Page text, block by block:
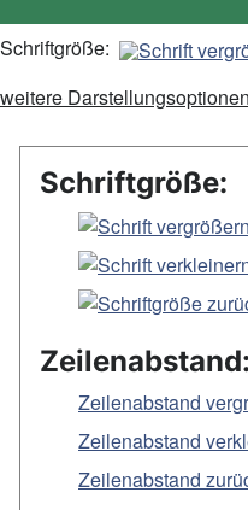
Schriftgröße:
weitere
Schriftgröße:
Zeilenabstand:
Zeilenabstand
Zeilenabstand
Zeilenabstand